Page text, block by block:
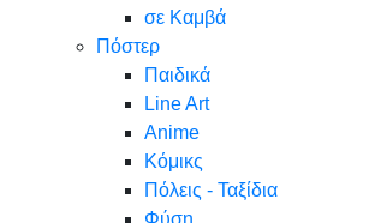
σε Καμβά
Πόστερ
Παιδικά
Line Art
Anime
Κόμικς
Πόλεις - Ταξίδια
Φύση